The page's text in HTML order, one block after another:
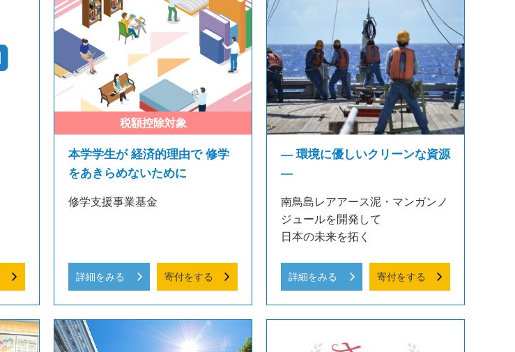
本学学生が 経済的理由で 修学
をあきらめないために
修学支援事業基金
詳細をみる 寄付をする
― 環境に優しいクリーンな資源
―
南鳥島レアアース泥・マンガンノ
ジュールを開発して
日本の未来を拓く
詳細をみる 寄付をする